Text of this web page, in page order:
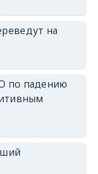
на
по падению